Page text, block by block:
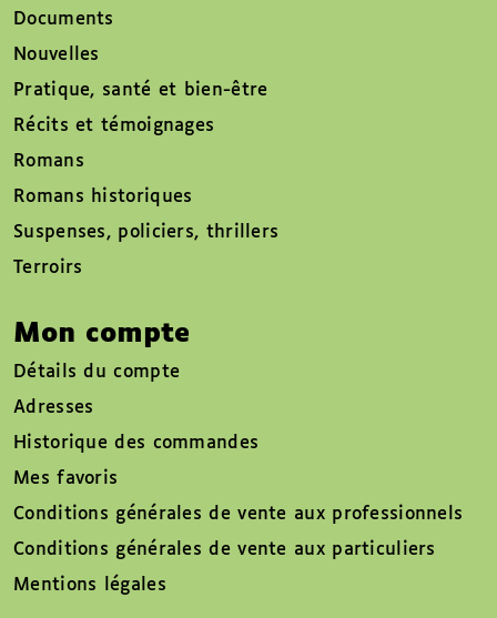
Documents
Nouvelles
Pratique, santé et bien-être
Récits et témoignages
Romans
Romans historiques
Suspenses, policiers, thrillers
Terroirs
Mon compte
Détails du compte
Adresses
Historique des commandes
Mes favoris
Conditions générales de vente aux professionnels
Conditions générales de vente aux particuliers
Mentions légales